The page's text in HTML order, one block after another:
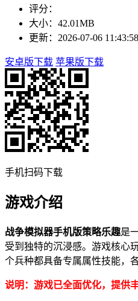
评分：
大小：42.01MB
更新：2026-07-06 11:43:58
安卓版下载 苹果版下载
手机扫码下载
游戏介绍
战争模拟器手机版策略乐趣是
受到独特的沉浸感。游戏核心
个兵种都具备专属属性技能，
说明：游戏已全面优化，提供